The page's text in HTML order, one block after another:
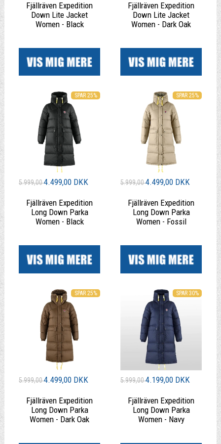
Fjällräven Expedition
Down Lite Jacket
Women - Black
Fjällräven Expedition
Down Lite Jacket
Women - Dark Oak
SPAR 25%
5.999,004.499,00 DKK
Fjällräven Expedition
Long Down Parka
Women - Black
SPAR 25%
5.999,004.499,00 DKK
Fjällräven Expedition
Long Down Parka
Women - Fossil
SPAR 25%
5.999,004.499,00 DKK
Fjällräven Expedition
Long Down Parka
Women - Dark Oak
SPAR 30%
5.999,004.199,00 DKK
Fjällräven Expedition
Long Down Parka
Women - Navy